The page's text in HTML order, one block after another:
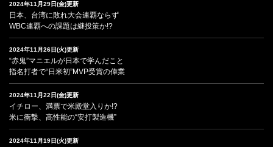
2024年11月29日(金)更新
日本、台湾に敗れ大会連覇ならず
WBC連覇への課題は継投策か!?
2024年11月26日(火)更新
“赤鬼”マニエルが日本で学んだこと
指名打者で“日米初”MVP受賞の偉業
2024年11月22日(金)更新
イチロー、満票で米殿堂入りか!?
米に衝撃、高性能の“安打製造機”
2024年11月19日(火)更新